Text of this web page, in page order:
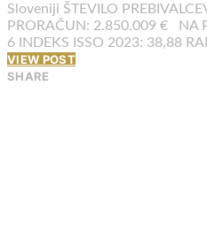
Sloveniji ŠTEVILO
PRORAČUN: 2.850.009 € NA
6 INDEKS ISSO 2023: 38,88
VIEW POST
SHARE